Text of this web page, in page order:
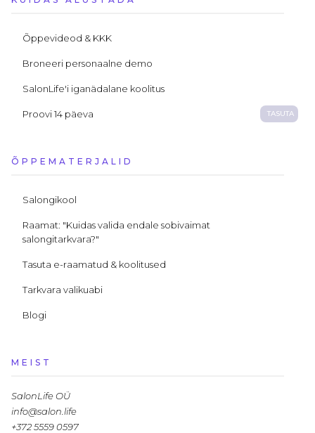
Õppevideod & KKK
Broneeri personaalne demo
SalonLife'i iganädalane koolitus
Proovi 14 päeva TASUTA
ÕPPEMATERJALID
Salongikool
Raamat: "Kuidas valida endale sobivaimat
salongitarkvara?"
Tasuta e-raamatud & koolitused
Tarkvara valikuabi
Blogi
MEIST
SalonLife OÜ
info@salon.life
+372 5559 0597